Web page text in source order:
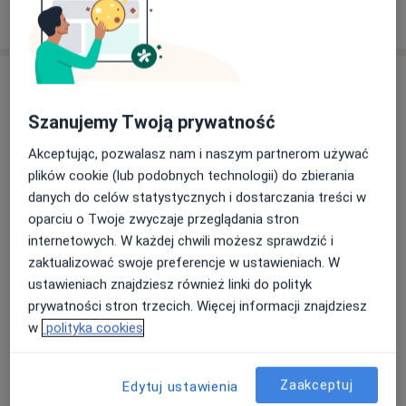
W jaki sposób ustalane są ceny?
Adresy (2)
Adres 1 Adres 2
MED CLINIC PREMIUM
Kurczaki 22/26, lok.25, Górna, 93-322Łódź
Powiększ mapęotwiera się w nowej karcie
Dostępność
Szanujemy Twoją prywatność
Akceptując, pozwalasz nam i naszym partnerom używać
plików cookie (lub podobnych technologii) do zbierania
danych do celów statystycznych i dostarczania treści w
oparciu o Twoje zwyczaje przeglądania stron
internetowych. W każdej chwili możesz sprawdzić i
zaktualizować swoje preferencje w ustawieniach. W
ustawieniach znajdziesz również linki do polityk
prywatności stron trzecich. Więcej informacji znajdziesz
w polityka cookies
Edytuj ustawienia Zaakceptuj